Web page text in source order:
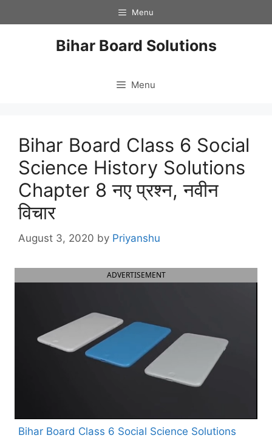
to
Menu
Bihar Board Solutions
Menu
Bihar Board Class 6 Social
Science History Solutions
Chapter 8 नए प्रश्न, नवीन
विचार
August 3, 2020 by Priyanshu
ADVERTISEMENT
Bihar Board Class 6 Social Science Solutions